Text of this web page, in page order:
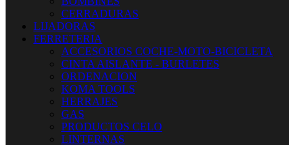
CERRADURAS
LIJADORAS
FERRETERIA
ACCESORIOS COCHE-MOTO-BICICLETA
CINTA AISLANTE - BURLETES
ORDENACION
KOMA TOOLS
HERRAJES
GAS
PRODUCTOS CELO
LINTERNAS